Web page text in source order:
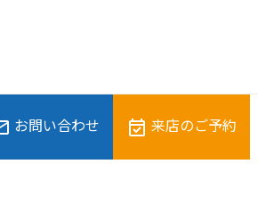
お問い合わせ 来店のご予約